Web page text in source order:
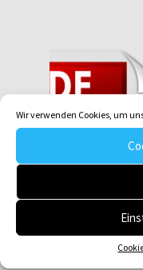
Wir verwenden Cookies, um